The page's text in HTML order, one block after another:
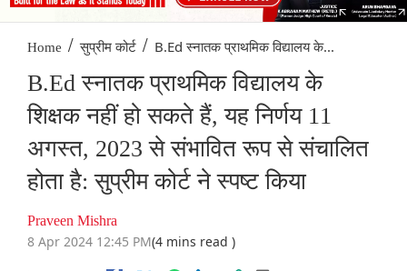
Home / सुप्रीम कोर्ट / B.Ed स्नातक प्राथमिक विद्यालय के...
B.Ed स्नातक प्राथमिक विद्यालय के
शिक्षक नहीं हो सकते हैं, यह निर्णय 11
अगस्त, 2023 से संभावित रूप से संचालित
होता है: सुप्रीम कोर्ट ने स्पष्ट किया
Praveen Mishra
8 Apr 2024 12:45 PM(4 mins read )